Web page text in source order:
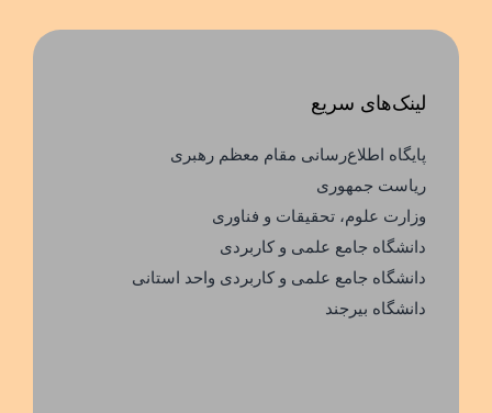
لینک‌های سریع
پایگاه اطلاع‌رسانی مقام معظم رهبری
ریاست جمهوری
وزارت علوم، تحقیقات و فناوری
دانشگاه جامع علمی و کاربردی
دانشگاه جامع علمی و کاربردی واحد استانی
دانشگاه بیرجند